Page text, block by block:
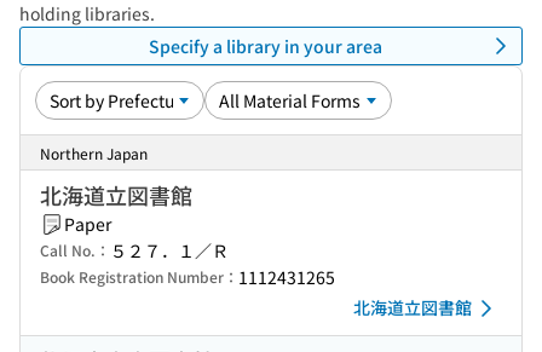
holding libraries.
Specify a library in your area
Northern Japan
北海道立図書館
Paper
Call No.： ５２７．１／Ｒ
Book Registration Number： 1112431265
北海道立図書館